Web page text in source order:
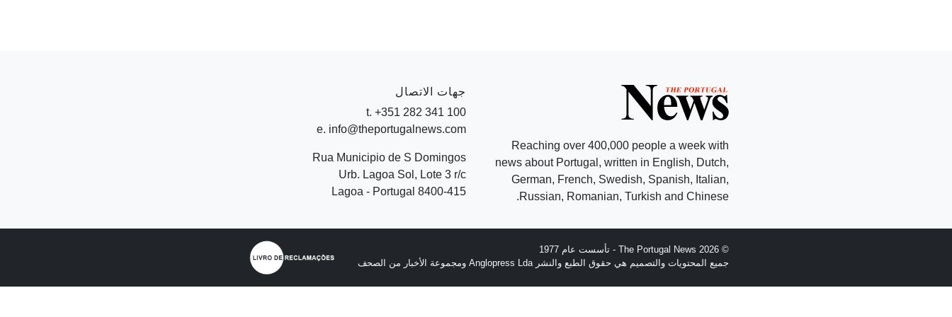
Reaching over 400,000 people a week with
news about Portugal, written in English, Dutch,
German, French, Swedish, Spanish, Italian,
Russian, Romanian, Turkish and Chinese.
جهات الاتصال
t. +351 282 341 100
e. info@theportugalnews.com
Rua Municipio de S Domingos
Urb. Lagoa Sol, Lote 3 r/c
8400-415 Lagoa - Portugal
© 2026 The Portugal News - تأسست عام 1977
جميع المحتويات والتصميم هي حقوق الطبع والنشر Anglopress Lda ومجموعة الأخبار من الصحف